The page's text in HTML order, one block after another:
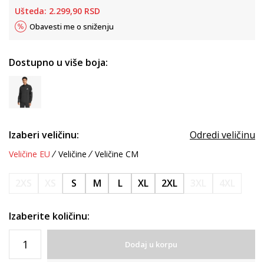
Ušteda: 2.299,90 RSD
Obavesti me o sniženju
Dostupno u više boja:
Izaberi veličinu: Odredi veličinu
Veličine EU Veličine Veličine CM
S M L XL 2XL
Izaberite količinu:
Dodaj u korpu